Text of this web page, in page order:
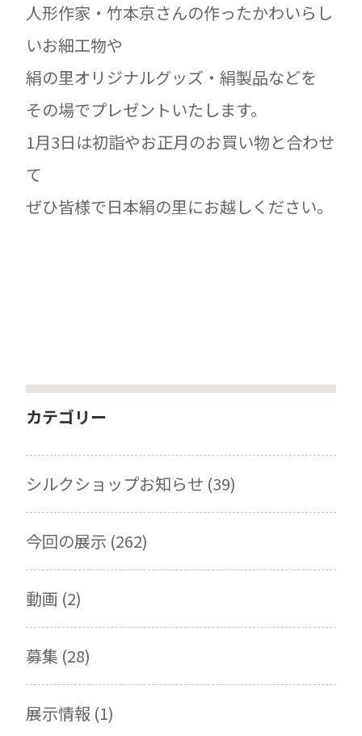
人形作家・竹本京さんの作ったかわいらし
いお細工物や
絹の里オリジナルグッズ・絹製品などを
その場でプレゼントいたします。
1月3日は初詣やお正月のお買い物と合わせ
て
ぜひ皆様で日本絹の里にお越しください。
カテゴリー
シルクショップお知らせ (39)
今回の展示 (262)
動画 (2)
募集 (28)
展示情報 (1)